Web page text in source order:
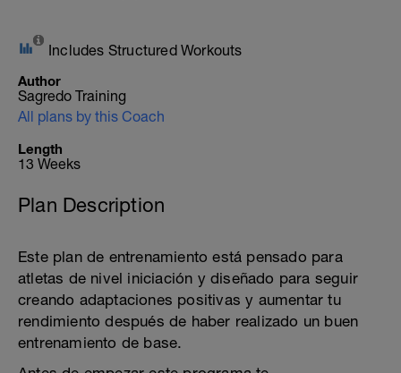
Includes Structured Workouts
Author
Sagredo Training
All plans by this Coach
Length
13 Weeks
Plan Description
Este plan de entrenamiento está pensado para
atletas de nivel iniciación y diseñado para seguir
creando adaptaciones positivas y aumentar tu
rendimiento después de haber realizado un buen
entrenamiento de base.